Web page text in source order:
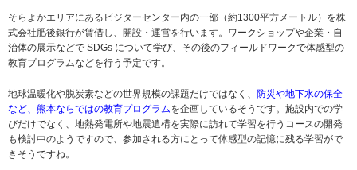
そらよかエリアにあるビジターセンター内の一部（約1300平方メートル）を株
式会社肥後銀行が賃借し、開設・運営を行います。ワークショップや企業・自
治体の展示などで SDGs について学び、その後のフィールドワークで体感型の
教育プログラムなどを行う予定です。
地球温暖化や脱炭素などの世界規模の課題だけではなく、 防災や地下水の保全
など、熊本ならではの教育プログラムを企画しているそうです。施設内での学
びだけでなく、地熱発電所や地震遺構を実際に訪れて学習を行うコースの開発
も検討中のようですので、参加される方にとって体感型の記憶に残る学習がで
きそうですね。